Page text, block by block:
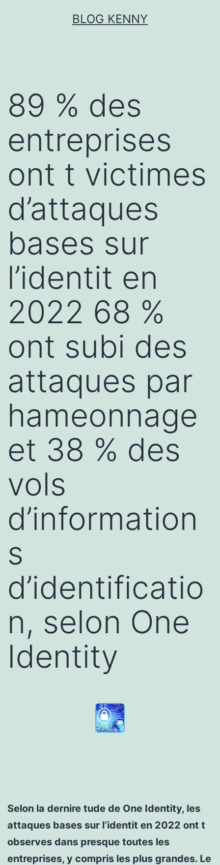
BLOG KENNY
89 % des
entreprises
ont t victimes
d’attaques
bases sur
l’identit en
2022 68 %
ont subi des
attaques par
hameonnage
et 38 % des
vols
d’information
s
d’identificatio
n, selon One
Identity
Selon la dernire tude de One Identity, les
attaques bases sur l’identit en 2022 ont t
observes dans presque toutes les
entreprises, y compris les plus grandes. Le